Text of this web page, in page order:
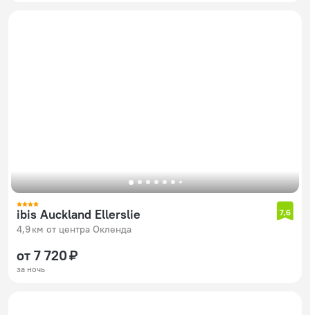
ibis Auckland Ellerslie
4,9 км от центра Окленда
7,6
от 7 720 ₽
за ночь